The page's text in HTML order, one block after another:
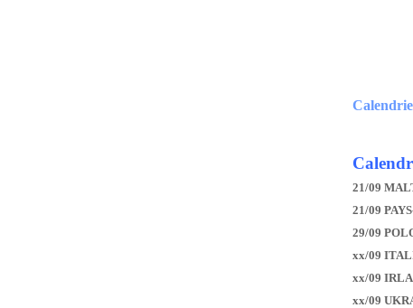
21/09
21/09
29/09
xx/09
xx/09
xx/09